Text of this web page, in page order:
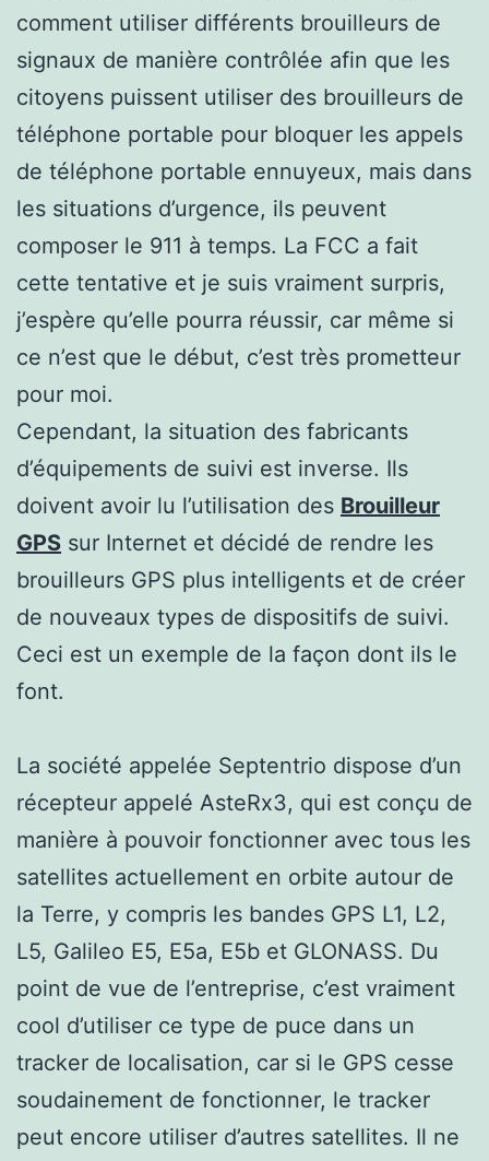
comment utiliser différents brouilleurs de
signaux de manière contrôlée afin que les
citoyens puissent utiliser des brouilleurs de
téléphone portable pour bloquer les appels
de téléphone portable ennuyeux, mais dans
les situations d’urgence, ils peuvent
composer le 911 à temps. La FCC a fait
cette tentative et je suis vraiment surpris,
j’espère qu’elle pourra réussir, car même si
ce n’est que le début, c’est très prometteur
pour moi.
Cependant, la situation des fabricants
d’équipements de suivi est inverse. Ils
doivent avoir lu l’utilisation des Brouilleur
GPS sur Internet et décidé de rendre les
brouilleurs GPS plus intelligents et de créer
de nouveaux types de dispositifs de suivi.
Ceci est un exemple de la façon dont ils le
font.
La société appelée Septentrio dispose d’un
récepteur appelé AsteRx3, qui est conçu de
manière à pouvoir fonctionner avec tous les
satellites actuellement en orbite autour de
la Terre, y compris les bandes GPS L1, L2,
L5, Galileo E5, E5a, E5b et GLONASS. Du
point de vue de l’entreprise, c’est vraiment
cool d’utiliser ce type de puce dans un
tracker de localisation, car si le GPS cesse
soudainement de fonctionner, le tracker
peut encore utiliser d’autres satellites. Il ne